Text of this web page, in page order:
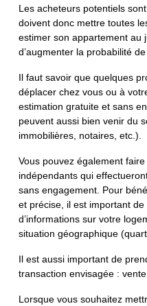
Les acheteurs potentiels
doivent donc mettre toutes
estimer son appartement au
d’augmenter la probabilité
Il faut savoir que quelques
déplacer chez vous ou à
estimation gratuite et sans
peuvent aussi bien venir du
immobilières, notaires, etc.).
Vous pouvez également
indépendants qui
sans engagement. Pour
et précise, il est important
d’informations sur votre
situation géographique
Il est aussi important de
transaction envisagée : vente
Lorsque vous souhaitez